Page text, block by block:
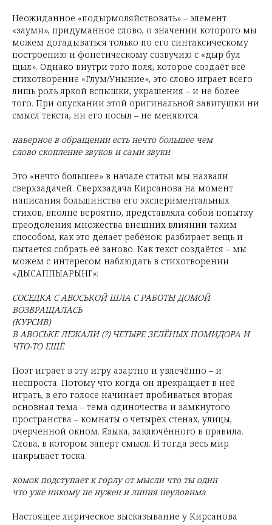
Неожиданное «подырмоляйствовать» – элемент
«зауми», придуманное слово, о значении которого мы
можем догадываться только по его синтаксическому
построению и фонетическому созвучию с «дыр бул
щыл». Однако внутри того поля, которое создаёт всё
стихотворение «Глум/Уныние», это слово играет всего
лишь роль яркой вспышки, украшения – и не более
того. При опускании этой оригинальной завитушки ни
смысл текста, ни его посыл – не меняются.
наверное в обращении есть нечто большее чем
слово скопление звуков и сами звуки
Это «нечто большее» в начале статьи мы назвали
сверхзадачей. Сверхзадача Кирсанова на момент
написания большинства его экспериментальных
стихов, вполне вероятно, представляла собой попытку
преодоления множества внешних влияний таким
способом, как это делает ребёнок: разбирает вещь и
пытается собрать её заново. Как текст создаётся – мы
можем с интересом наблюдать в стихотворении
«ДЫСАППЫАРЫНГ»:
СОСЕДКА С АВОСЬКОЙ ШЛА С РАБОТЫ ДОМОЙ
ВОЗВРАЩАЛАСЬ
(КУРСИВ)
В АВОСЬКЕ ЛЕЖАЛИ (?) ЧЕТЫРЕ ЗЕЛЁНЫХ ПОМИДОРА И
ЧТО-ТО ЕЩЁ
Поэт играет в эту игру азартно и увлечённо – и
неспроста. Потому что когда он прекращает в неё
играть, в его голосе начинает пробиваться вторая
основная тема – тема одиночества и замкнутого
пространства – комнаты о четырёх стенах, улицы,
очерченной окном. Языка, заключённого в правила.
Слова, в котором заперт смысл. И тогда весь мир
накрывает тоска.
комок подступает к горлу от мысли что ты один
что уже никому не нужен и линия неуловима
Настоящее лирическое высказывание у Кирсанова